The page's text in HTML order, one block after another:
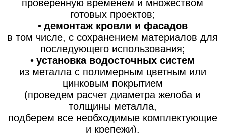
проверенную временем и множеством
готовых проектов;
• демонтаж кровли и фасадов
в том числе, с сохранением материалов для
последующего использования;
• установка водосточных систем
из металла с полимерным цветным или
цинковым покрытием
(проведем расчет диаметра желоба и
толщины металла,
подберем все необходимые комплектующие
и крепежи).